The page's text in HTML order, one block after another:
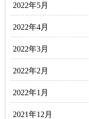
2022年5月
2022年4月
2022年3月
2022年2月
2022年1月
2021年12月